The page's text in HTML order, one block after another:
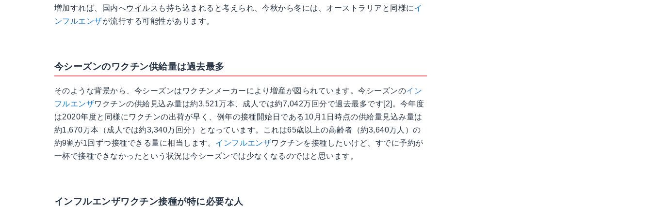
増加すれば、国内へウイルス も持ち込まれると考えられ、今秋から冬には、オーストラリアと同様に イ
ンフルエンザが流行する可能性があります。
今シーズンのワクチン供給量は過去最多
そのような背景から、今シーズンはワクチンメーカーにより増産が図られています。今シーズンのイン
フルエンザワクチンの供給見込み量は約3,521万本、成人では約7,042万回分で過去最多です[2]。今年度
は2020年度と同様にワクチンの出荷が早く、例年の接種開始日である10月1日時点の供給量見込み量は
約1,670万本（成人では約3,340万回分）となっています。これは65歳以上の高齢者（約3,640万人）の
約9割が1回ずつ接種できる量に相当します。 インフルエンザワクチンを接種したいけど、すでに予約が
一杯で接種できなかったという状況は今シーズンでは少なくなるのではと思います。
インフルエンザワクチン接種が特に必要な人